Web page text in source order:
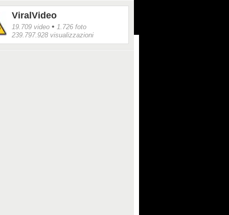
ViralVideo
19.709 video • 1.726 foto
239.797.928 visualizzazioni